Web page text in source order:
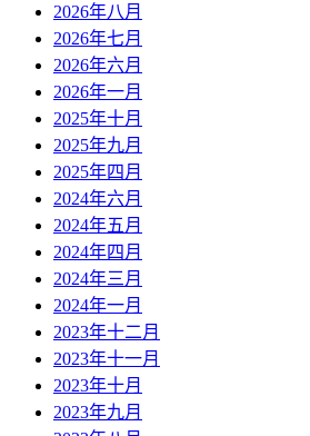
2026年八月
2026年七月
2026年六月
2026年一月
2025年十月
2025年九月
2025年四月
2024年六月
2024年五月
2024年四月
2024年三月
2024年一月
2023年十二月
2023年十一月
2023年十月
2023年九月